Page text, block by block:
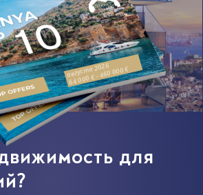
августа 2026
64 000 € - 460 000 €
для